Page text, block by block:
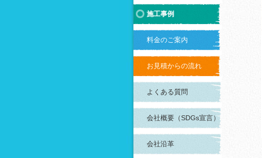
施工事例
料金のご案内
お見積からの流れ
よくある質問
会社概要（SDGs宣言）
会社沿革